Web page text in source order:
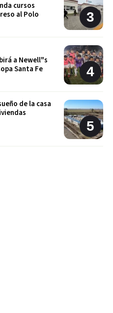
cursos
al Polo
a Newell"s
Santa Fe
de la casa